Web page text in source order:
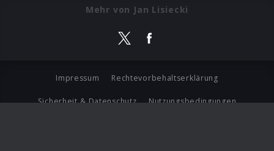
Mehr von Jan Lisiecki
Impressum Rechtevorbehaltserklärung
Sicherheit & Datenschutz Nutzungsbedingungen